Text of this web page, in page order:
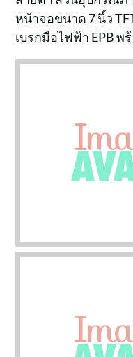
หน้าจอขนาด 7 นิ้ว
เบรกมือไฟฟ้า EPB พ